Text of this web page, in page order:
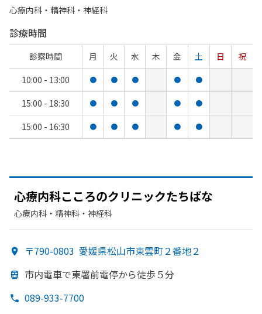
心療内科・​精神科・神経科
診療時間
診察時間 月 火 水 木 金 土 日
祝
10:00 - 13:00
● ● ● ● ●
15:00 - 18:30 ● ● ● ● ●
15:00 - 16:30 ● ● ● ● ●
心療内科こころのクリニックたちばな
心療内科・​精神科・神経科
〒790-0803 愛媛県松山市東雲町２番地２
市内電車で東署前電停から徒歩５分
089-933-7700